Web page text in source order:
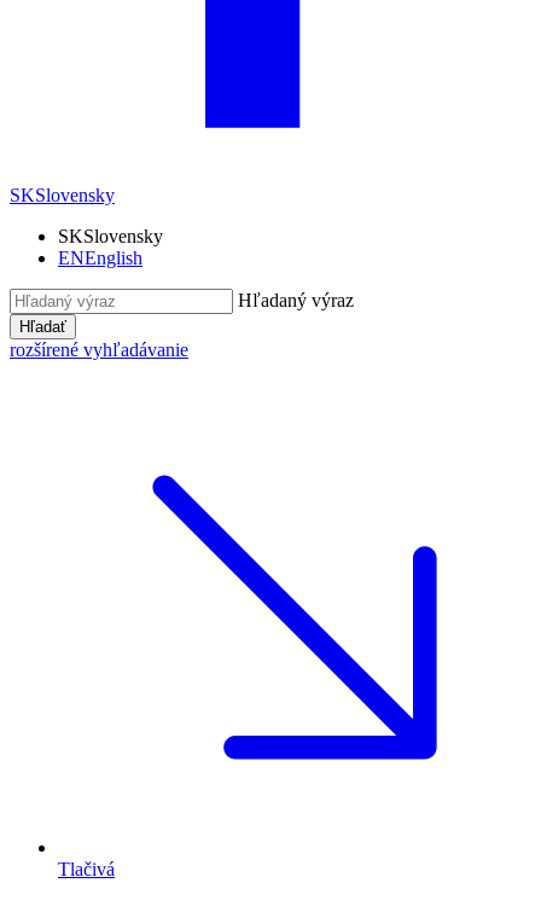
SKSlovensky
SKSlovensky
ENEnglish
Hľadaný výraz
Hľadať
rozšírené vyhľadávanie
Tlačivá